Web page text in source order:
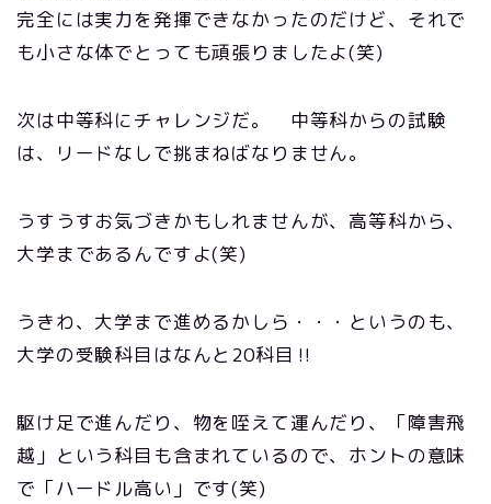
完全には実力を発揮できなかったのだけど、それで
も小さな体でとっても頑張りましたよ(笑)
次は中等科にチャレンジだ。 中等科からの試験
は、リードなしで挑まねばなりません。
うすうすお気づきかもしれませんが、高等科から、
大学まであるんですよ(笑)
うきわ、大学まで進めるかしら・・・というのも、
大学の受験科目はなんと20科目‼
駆け足で進んだり、物を咥えて運んだり、「障害飛
越」という科目も含まれているので、ホントの意味
で「ハードル高い」です(笑)